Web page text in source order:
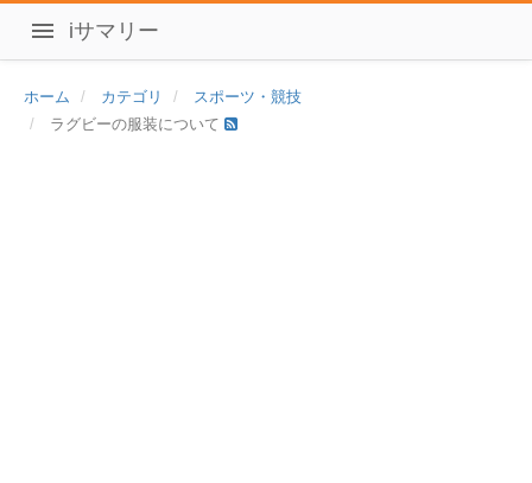
iサマリー
ホーム カテゴリ
スポーツ・競技
ラグビーの服装について